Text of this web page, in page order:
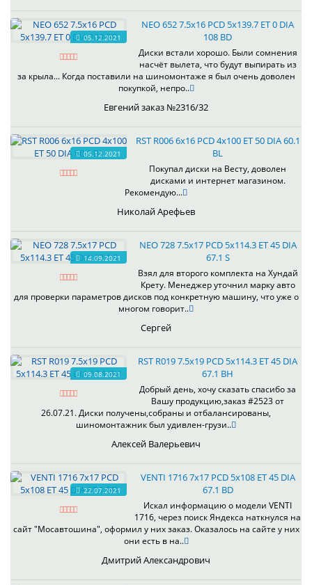
05.12.2021
NEO 652 7.5x16 PCD 5x139.7 ET 0 DIA
108 BD
Диски встали хорошо. Были сомнения
насчёт вылета, что будут выпирать из
за крыла... Когда поставили на шиномонтаже я был очень доволен
покупкой, непро..
Евгений заказ №2316/32
05.12.2021
RST R006 6x16 PCD 4x100 ET 50 DIA 60.1
BL
Покупал диски на Весту, доволен
дисками и интернет магазином.
Рекомендую...
Николай Арефьев
14.09.2021
NEO 728 7.5x17 PCD 5x114.3 ET 45 DIA
67.1 S
Взял для второго комплекта на Хундай
Крету. Менеджер уточнил марку авто
для проверки параметров дисков под конкретную машину, что уже о
многом говорит..
Сергей
09.08.2021
RST R019 7.5x19 PCD 5x114.3 ET 45 DIA
67.1 BH
Добрый день, хочу сказать спасибо за
Вашу продукцию,заказ #2523 от
26.07.21. Диски получены,собраны и отбалансированы,
шиномонтажник был удивлен-грузи..
Алексей Валерьевич
22.07.2021
VENTI 1716 7x17 PCD 5x108 ET 45 DIA
67.1 BD
Искал информацию о модели VENTI
1716, через поиск Яндекса наткнулся на
сайт "Мосавтошина", оформил у них заказ. Оказалось на сайте у них
они есть в на..
Дмитрий Александрович